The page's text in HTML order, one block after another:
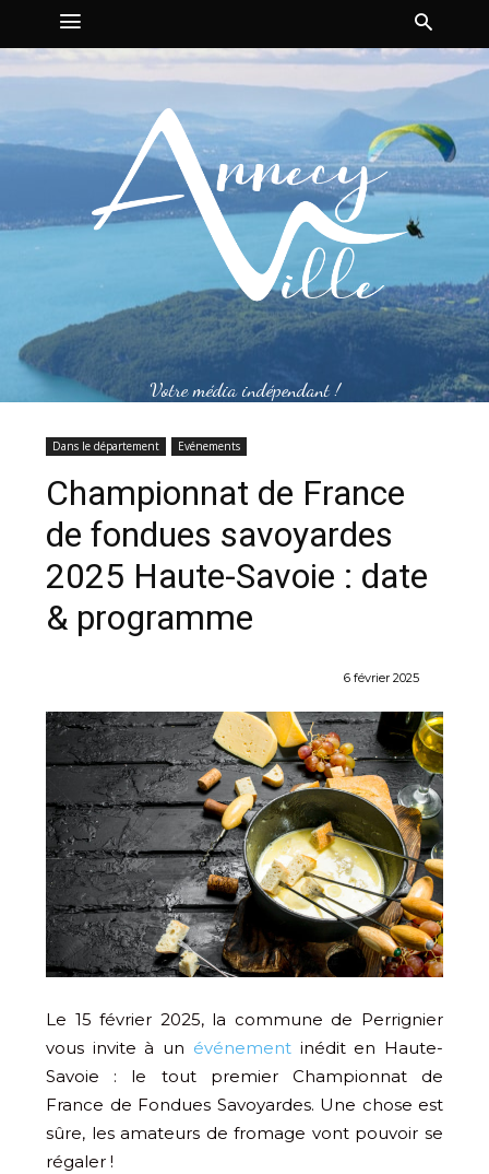
Votre média indépendant !
Dans le département Evénements
Championnat de France
de fondues savoyardes
2025 Haute-Savoie : date
& programme
6 février 2025
Le 15 février 2025, la commune de Perrignier
vous invite à un événementinédit en Haute-
Savoie : le tout premier Championnat de
France de Fondues Savoyardes. Une chose est
sûre, les amateurs de fromage vont pouvoir se
régaler !